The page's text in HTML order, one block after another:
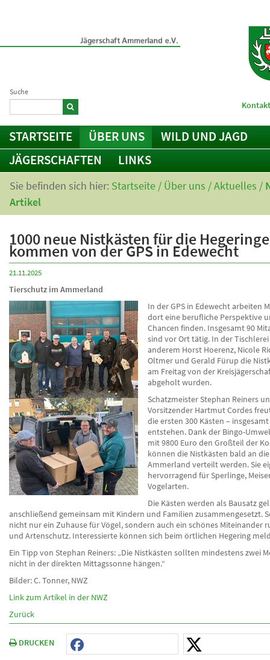
Suche
STARTSEITE ÜBER UNS
WILD UND JAGD
JÄGERSCHAFTEN
LINKS
Sie befinden sich hier: Startseite / Über uns /Aktuelles /
Artikel
1000 neue Nistkästen für die Hegeringe
kommen von der GPS in Edewecht
21.11.2025
Tierschutz im Ammerland
In der GPS in Edewecht arbeiten
dort eine berufliche Perspektive
Chancen finden. Insgesamt 90
sind vor Ort tätig. In der
anderem Horst Hoerenz, Nicole
Oltmer und Gerald Fürup die
am Freitag von der
abgeholt wurden.
Schatzmeister Stephan Reiners
Vorsitzender Hartmut Cordes
die ersten 300 Kästen –
entstehen. Dank der Bingo-
mit 9800 Euro den Großteil der
können die Nistkästen bald an
Ammerland verteilt werden. Sie
hervorragend für Sperlinge,
Vogelarten.
Die Kästen werden als Bausatz
anschließend gemeinsam mit Kindern und Familien zusammengesetzt.
nicht nur ein Zuhause für Vögel, sondern auch ein schönes Miteinander
und Artenschutz. Interessierte können sich beim örtlichen Hegering
Ein Tipp von Stephan Reiners: „Die Nistkästen sollten mindestens zwei
nicht in der direkten Mittagssonne hängen.“
Bilder: C. Tonner, NWZ
Link zum Artikel in der NWZ
Zurück
DRUCKEN